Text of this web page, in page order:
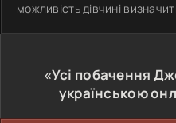
можливість дівчині
«Усі побачення
українською